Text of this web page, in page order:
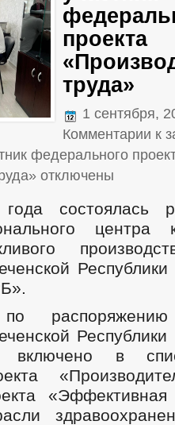
проекта
труда»
1 сентября,
Комментарии к
федерального
отключены
состоялась
центра
в